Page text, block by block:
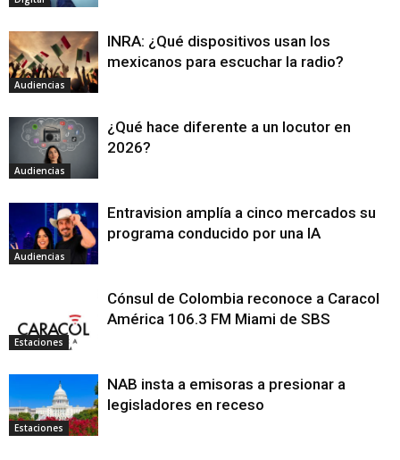
Audiencias
INRA: ¿Qué dispositivos usan los
mexicanos para escuchar la radio?
Audiencias
¿Qué hace diferente a un locutor en
2026?
Audiencias
Entravision amplía a cinco mercados su
programa conducido por una IA
Estaciones
Cónsul de Colombia reconoce a Caracol
América 106.3 FM Miami de SBS
Estaciones
NAB insta a emisoras a presionar a
legisladores en receso